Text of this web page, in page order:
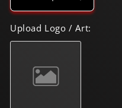
Reducir
cantidad
para
Comercial
3D
Pqt
Aumentar
cantidad
para
Comercial
Upload Logo / Art: